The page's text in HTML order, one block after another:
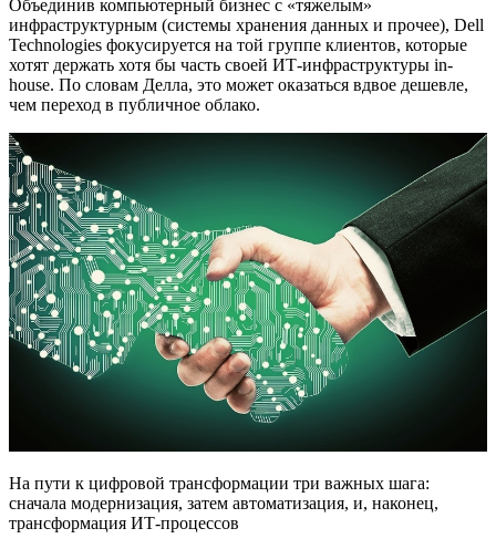
Объединив компьютерный бизнес с «тяжелым»
инфраструктурным (системы хранения данных и прочее), Dell
Technologies фокусируется на той группе клиентов, которые
хотят держать хотя бы часть своей ИТ-инфраструктуры in-
house. По словам Делла, это может оказаться вдвое дешевле,
чем переход в публичное облако.
На пути к цифровой трансформации три важных шага:
сначала модернизация, затем автоматизация, и, наконец,
трансформация ИТ-процессов